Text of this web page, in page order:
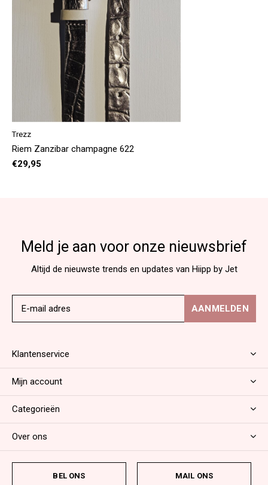
Trezz
Riem Zanzibar champagne 622
€29,95
Meld je aan voor onze nieuwsbrief
Altijd de nieuwste trends en updates van Hiipp by Jet
AANMELDEN
Klantenservice
Mijn account
Categorieën
Over ons
BEL ONS MAIL ONS